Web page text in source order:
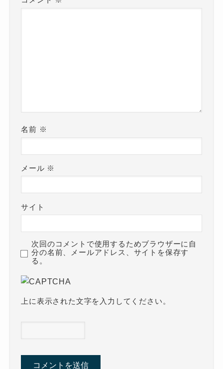
名前 ※
メール ※
サイト
次回のコメントで使用するためブラウザーに自
分の名前、メールアドレス、サイトを保存す
る。
上に表示された文字を入力してください。